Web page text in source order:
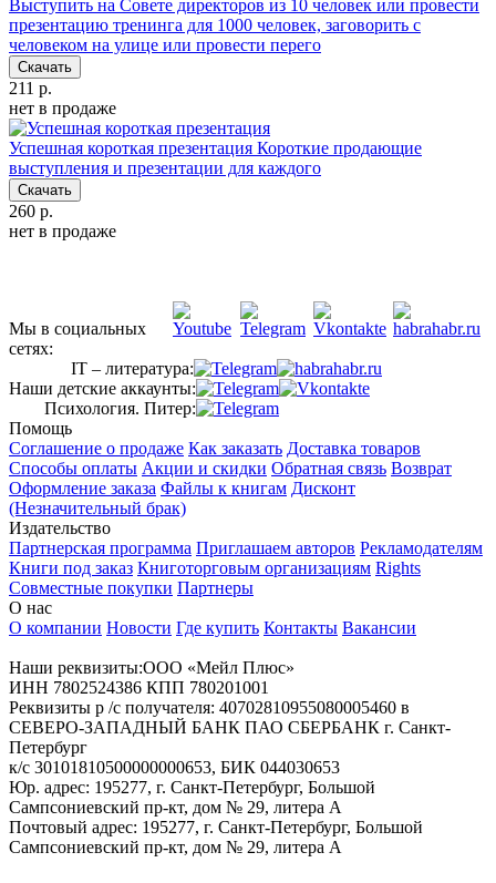
Выступить на Совете директоров из 10 человек или провести
презентацию тренинга для 1000 человек, заговорить с
человеком на улице или провести перего
Скачать
211 р.
нет в продаже
Успешная короткая презентация Короткие продающие
выступления и презентации для каждого
Скачать
260 р.
нет в продаже
Мы в социальных
сетях:
IT – литература:
Наши детские аккаунты:
Психология. Питер:
Помощь
Соглашение о продаже Как заказать Доставка товаров
Способы оплаты Акции и скидки Обратная связь Возврат
Оформление заказа Файлы к книгам Дисконт
(Незначительный брак)
Издательство
Партнерская программа Приглашаем авторов Рекламодателям
Книги под заказ Книготорговым организациям Rights
Совместные покупки Партнеры
О нас
О компании Новости Где купить Контакты Вакансии
Наши реквизиты:ООО «Мейл Плюс»
ИНН 7802524386 КПП 780201001
Реквизиты р /с получателя: 40702810955080005460 в
СЕВЕРО-ЗАПАДНЫЙ БАНК ПАО СБЕРБАНК г. Санкт-
Петербург
к/с 30101810500000000653, БИК 044030653
Юр. адрес: 195277, г. Санкт-Петербург, Большой
Сампсониевский пр-кт, дом № 29, литера А
Почтовый адрес: 195277, г. Санкт-Петербург, Большой
Сампсониевский пр-кт, дом № 29, литера А